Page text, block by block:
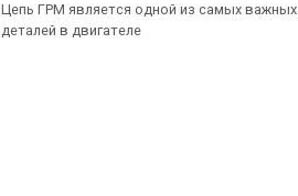
Цепь ГРМ является одной из самых важных
деталей в двигателе